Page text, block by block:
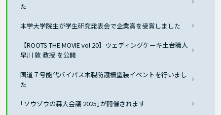
た
本学大学院生が学生研究発表会で企業賞を受賞しました
【ROOTS THE MOVIE vol 20】ウェディングケーキ土台職人
早川 敦 教授 を公開
国道７号能代バイパス木製防護柵塗装イベントを行いまし
た
｢ソウゾウの森大会議 2025｣が開催されます